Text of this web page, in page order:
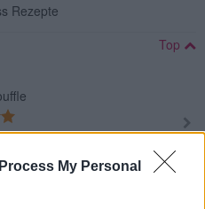
My Personal
Rezepte
Top